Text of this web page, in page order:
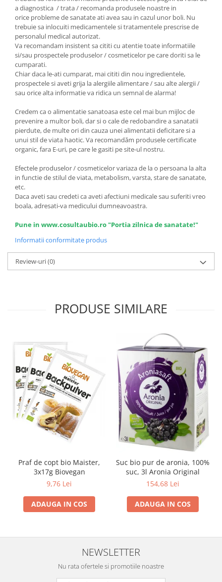
a diagnostica / trata / recomanda produsele noastre in
orice probleme de sanatate ati avea sau in cazul unor boli. Nu
trebuie sa inlocuiti medicamentele si tratamentele prescrise de
personalul medical autorizat.
Va recomandam insistent sa cititi cu atentie toate informatiile
si/sau prospectele produselor / cosmeticelor pe care doriti sa le
cumparati.
Chiar daca le-ati cumparat, mai cititi din nou ingredientele,
prospectele si aveti grija la alergiile alimentare / sau alte alergii /
sau orice alta informatie va ridica un semnal de alarma!
Credem ca o alimentatie sanatoasa este cel mai bun mijloc de
prevenire a multor boli, dar si o cale de redobandire a sanatatii
pierdute, de multe ori din cauza unei alimentatii deficitare si a
unui stil de viata haotic. Va recomandăm produsele certificate
organic, fara E-uri, pe care le gasiti pe site-ul nostru.
Efectele produselor / cosmeticelor variaza de la o persoana la alta
in functie de stilul de viata, metabolism, varsta, stare de sanatate,
etc.
Daca aveti sau credeti ca aveti afectiuni medicale sau suferiti vreo
boala, adresati-va medicului dumneavoastra.
Pune in www.cosultaubio.ro "Portia zilnica de sanatate!"
Informatii conformitate produs
Review-uri(0)
PRODUSE SIMILARE
Praf de copt bio Maister,
3x17g Biovegan
9,76 Lei
ADAUGA IN COS
Suc bio pur de aronia, 100%
suc, 3l Aronia Original
154,68 Lei
ADAUGA IN COS
NEWSLETTER
Nu rata ofertele si promotiile noastre